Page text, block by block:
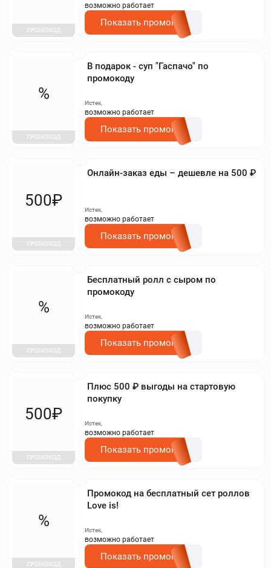
ПРОМОКОД
возможно работает
Показать промокод
В подарок - суп "Гаспачо" по
промокоду
%
ПРОМОКОД
Истек,
возможно работает
Показать промокод
Онлайн-заказ еды – дешевле на 500 ₽
500₽
ПРОМОКОД
Истек,
возможно работает
Показать промокод
Бесплатный ролл с сыром по
промокоду
%
ПРОМОКОД
Истек,
возможно работает
Показать промокод
Плюс 500 ₽ выгоды на стартовую
покупку
500₽
ПРОМОКОД
Истек,
возможно работает
Показать промокод
Промокод на бесплатный сет роллов
Love is!
%
ПРОМОКОД
Истек,
возможно работает
Показать промокод